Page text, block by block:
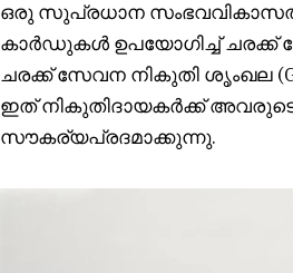
ഒരു സുപ്രധാന
കാർഡുകൾ ഉപയോഗിച്ച് ചരക്ക്
ചരക്ക് സേവന നികുതി ശൃംഖല
ഇത് നികുതിദായകർക്ക്
സൗകര്യപ്രദമാക്കുന്നു.